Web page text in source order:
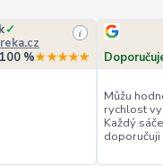
✓
i
100 %★★★★★
Můžu
rychlost
Každý
doporučuji